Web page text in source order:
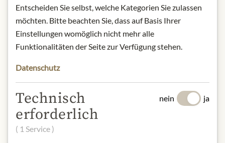
Der Geschenkkorb "Meinls Best-Of"
enthält:
Meinls Prosecco Treviso D.O.C. –
Meinls Waldheidelbeer 70%
Konfitüre – 250g
300g
Meinls Fruchtige Seidenkissen – 150g
Meinls Balsamico Bianco – 0,25L
Meinls Marillen Creme Likör – 0,5L
Entscheiden Sie selbst, welche Kategorien Sie zulassen
möchten. Bitte beachten Sie, dass auf Basis Ihrer
Einstellungen womöglich nicht mehr alle
Funktionalitäten der Seite zur Verfügung stehen.
Datenschutz
Technisch
erforderlich
( 1 Service )
nein ja